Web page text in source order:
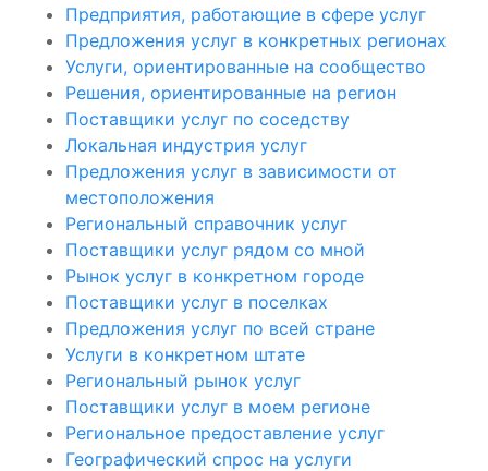
Предприятия, работающие в сфере услуг
Предложения услуг в конкретных регионах
Услуги, ориентированные на сообщество
Решения, ориентированные на регион
Поставщики услуг по соседству
Локальная индустрия услуг
Предложения услуг в зависимости от
местоположения
Региональный справочник услуг
Поставщики услуг рядом со мной
Рынок услуг в конкретном городе
Поставщики услуг в поселках
Предложения услуг по всей стране
Услуги в конкретном штате
Региональный рынок услуг
Поставщики услуг в моем регионе
Региональное предоставление услуг
Географический спрос на услуги